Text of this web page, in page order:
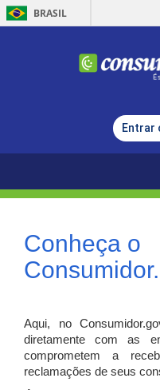
BRASIL
Entrar
Conheça o
Aqui, no
diretamente com as
comprometem a
reclamações de seus